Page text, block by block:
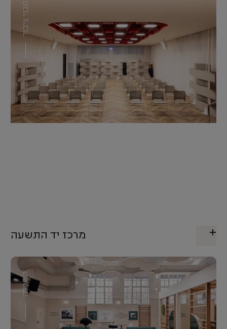
מבני ציבור
מרכז יד התשעה
השכלה